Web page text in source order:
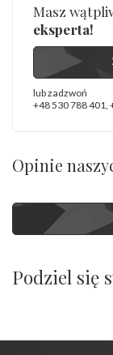
Masz
eksperta!
lub zadzwoń
+48 530 788 401
Opinie
Podziel się